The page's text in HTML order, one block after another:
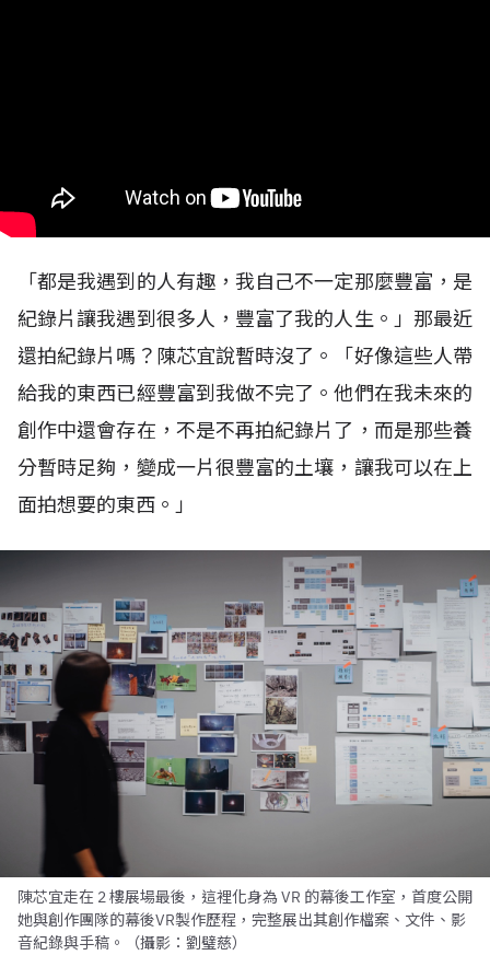
「都是我遇到的人有趣，我自己不一定那麼豐富，是
紀錄片讓我遇到很多人，豐富了我的人生。」那最近
還拍紀錄片嗎？陳芯宜說暫時沒了。「好像這些人帶
給我的東西已經豐富到我做不完了。他們在我未來的
創作中還會存在，不是不再拍紀錄片了，而是那些養
分暫時足夠，變成一片很豐富的土壤，讓我可以在上
面拍想要的東西。」
陳芯宜走在 2 樓展場最後，這裡化身為 VR 的幕後工作室，首度公開
她與創作團隊的幕後VR製作歷程，完整展出其創作檔案、文件、影
音紀錄與手稿。（攝影：劉璧慈）